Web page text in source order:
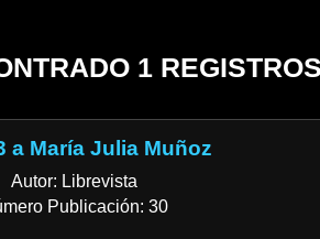
1
a María Julia Muñoz
Autor: Librevista
Publicación: 30